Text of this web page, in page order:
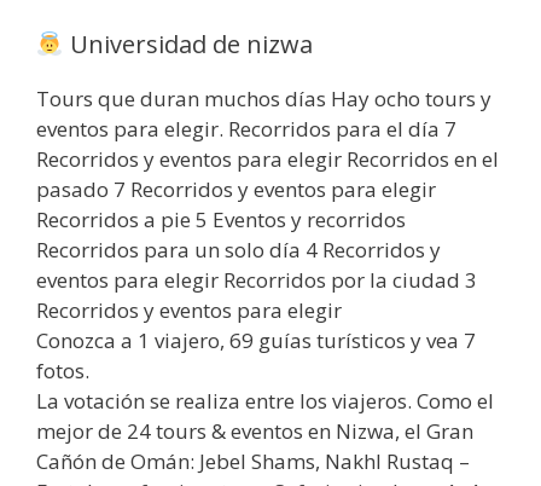
Universidad de nizwa
Tours que duran muchos días Hay ocho tours y
eventos para elegir. Recorridos para el día 7
Recorridos y eventos para elegir Recorridos en el
pasado 7 Recorridos y eventos para elegir
Recorridos a pie 5 Eventos y recorridos
Recorridos para un solo día 4 Recorridos y
eventos para elegir Recorridos por la ciudad 3
Recorridos y eventos para elegir
Conozca a 1 viajero, 69 guías turísticos y vea 7
fotos.
La votación se realiza entre los viajeros. Como el
mejor de 24 tours & eventos en Nizwa, el Gran
Cañón de Omán: Jebel Shams, Nakhl Rustaq –